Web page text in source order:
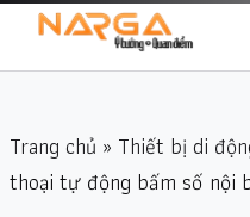
Trang chủ » Thiết bị di
thoại tự động bấm số nội